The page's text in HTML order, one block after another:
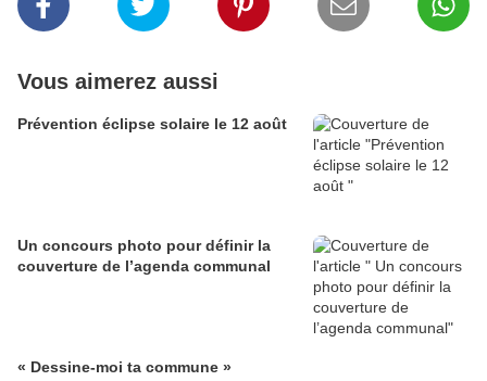
Vous aimerez aussi
Prévention éclipse solaire le 12 août
Un concours photo pour définir la
couverture de l’agenda communal
« Dessine-moi ta commune »